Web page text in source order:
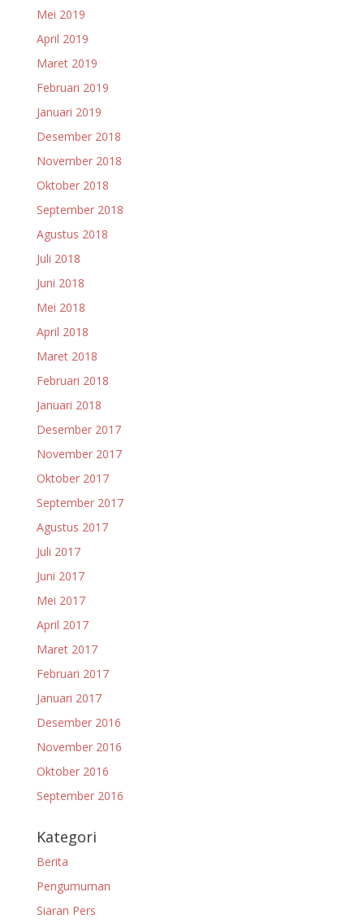
Mei 2019
April 2019
Maret 2019
Februari 2019
Januari 2019
Desember 2018
November 2018
Oktober 2018
September 2018
Agustus 2018
Juli 2018
Juni 2018
Mei 2018
April 2018
Maret 2018
Februari 2018
Januari 2018
Desember 2017
November 2017
Oktober 2017
September 2017
Agustus 2017
Juli 2017
Juni 2017
Mei 2017
April 2017
Maret 2017
Februari 2017
Januari 2017
Desember 2016
November 2016
Oktober 2016
September 2016
Kategori
Berita
Pengumuman
Siaran Pers